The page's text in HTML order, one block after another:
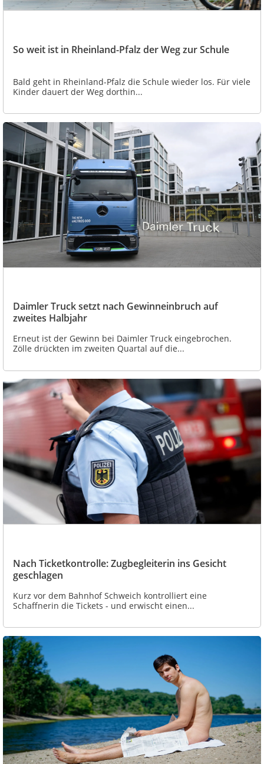
So weit ist in Rheinland-Pfalz der Weg zur Schule
Bald geht in Rheinland-Pfalz die Schule wieder los. Für viele
Kinder dauert der Weg dorthin...
Daimler Truck setzt nach Gewinneinbruch auf
zweites Halbjahr
Erneut ist der Gewinn bei Daimler Truck eingebrochen.
Zölle drückten im zweiten Quartal auf die...
Nach Ticketkontrolle: Zugbegleiterin ins Gesicht
geschlagen
Kurz vor dem Bahnhof Schweich kontrolliert eine
Schaffnerin die Tickets - und erwischt einen...